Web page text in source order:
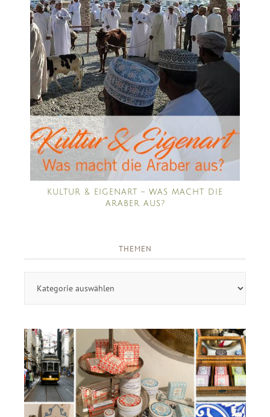
KULTUR & EIGENART – WAS MACHT DIE
ARABER AUS?
THEMEN